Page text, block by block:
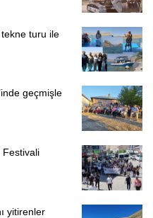
turu ile
geçmişle
Festivali
yitirenler